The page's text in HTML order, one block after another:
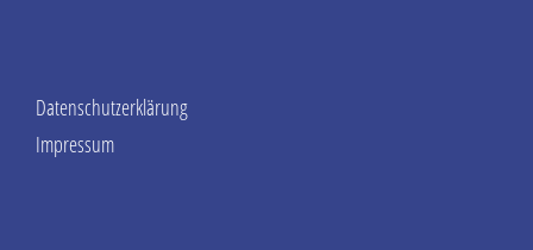
Datenschutzerklärung
Impressum